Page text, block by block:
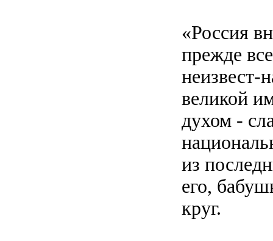
«Россия
прежде
неизвест-
великой
духом -
из
его,
круг.